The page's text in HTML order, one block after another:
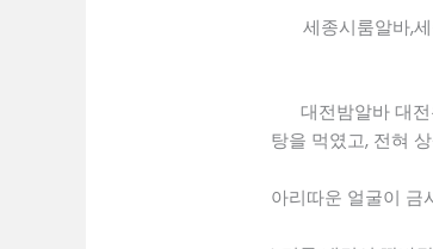
세종시룸알바,
대전밤알바 대
탕을 먹였고, 전혀
아리따운 얼굴이 금